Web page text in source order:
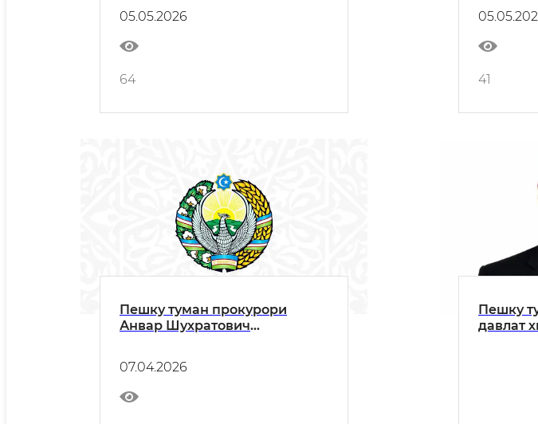
05.05.2026
64 41
Пешку туман прокурори
Анвар Шухратович
07.04.2026
Пешку
давлат